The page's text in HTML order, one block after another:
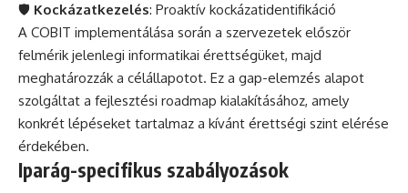
🛡️ Kockázatkezelés: Proaktív kockázatidentifikáció
A COBIT implementálása során a szervezetek először
felmérik jelenlegi informatikai érettségüket, majd
meghatározzák a célállapotot. Ez a gap-elemzés alapot
szolgáltat a fejlesztési roadmap kialakításához, amely
konkrét lépéseket tartalmaz a kívánt érettségi szint elérése
érdekében.
Iparág-specifikus szabályozások